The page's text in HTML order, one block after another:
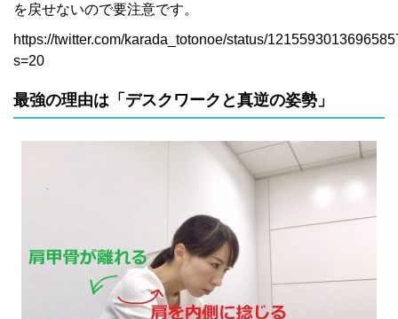
を戻せないので要注意です。
https://twitter.com/karada_totonoe/status/
s=20
最強の理由は「デスクワークと真逆の姿勢」